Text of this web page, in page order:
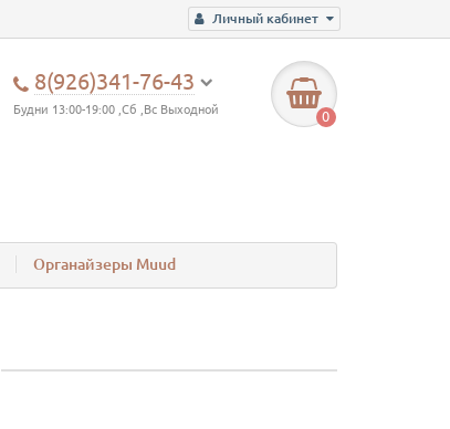
Личный кабинет
8(926)341-76-43
Будни 13:00-19:00 ,Сб ,Вс Выходной 0
Органайзеры Muud